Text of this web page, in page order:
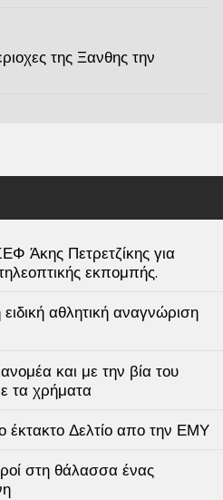
της Ξανθης την
Άκης Πετρετζίκης για
εκπομπής.
αθλητική αναγνώριση
και με την βία του
τα χρήματα
Δελτίο απο την ΕΜΥ
στη θάλασσα ένας